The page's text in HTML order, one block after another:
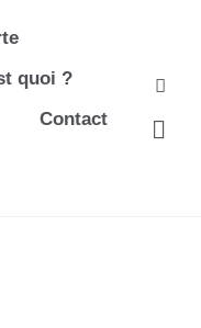
quoi ?
Contact